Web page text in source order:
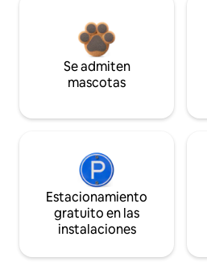
Se admiten
mascotas
Estacionamiento
gratuito en las
instalaciones